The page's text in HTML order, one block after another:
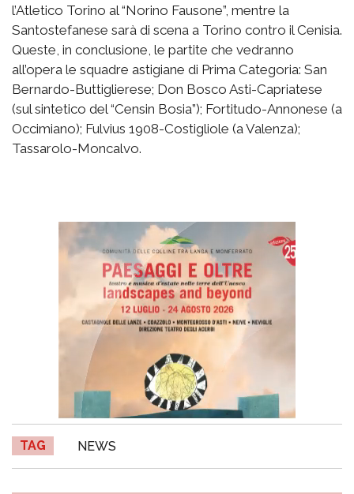
l’Atletico Torino al “Norino Fausone”, mentre la
Santostefanese sarà di scena a Torino contro il Cenisia.
Queste, in conclusione, le partite che vedranno
all’opera le squadre astigiane di Prima Categoria: San
Bernardo-Buttiglierese; Don Bosco Asti-Capriatese
(sul sintetico del “Censin Bosia”); Fortitudo-Annonese (a
Occimiano); Fulvius 1908-Costigliole (a Valenza);
Tassarolo-Moncalvo.
TAG NEWS